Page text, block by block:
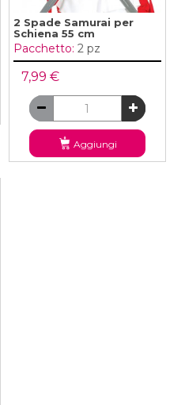
2 Spade Samurai per
Schiena 55 cm
Pacchetto: 2 pz
7,99 €
Aggiungi